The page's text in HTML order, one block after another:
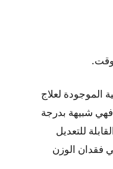
الموجودة لعلاج
فهي شبيهة بدرجة
للتعديل
فقدان الوزن